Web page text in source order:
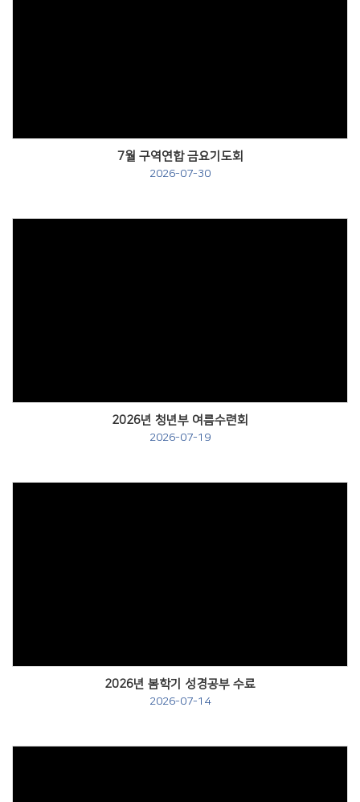
7월 구역연합 금요기도회
2026-07-30
2026년 청년부 여름수련회
2026-07-19
2026년 봄학기 성경공부 수료
2026-07-14